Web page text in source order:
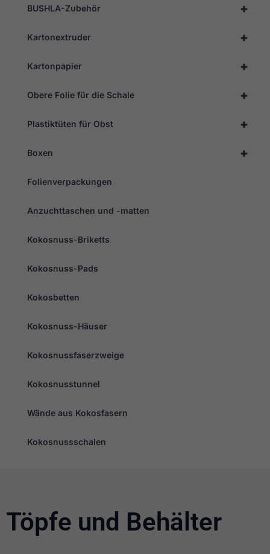
+
BUSHLA-Zubehör
+
Kartonextruder
+
Kartonpapier
+
Obere Folie für die Schale
+
Plastiktüten für Obst
+
Boxen
Folienverpackungen
Anzuchttaschen und -matten
Kokosnuss-Briketts
Kokosnuss-Pads
Kokosbetten
Kokosnuss-Häuser
Kokosnussfaserzweige
Kokosnusstunnel
Wände aus Kokosfasern
Kokosnussschalen
Töpfe und Behälter